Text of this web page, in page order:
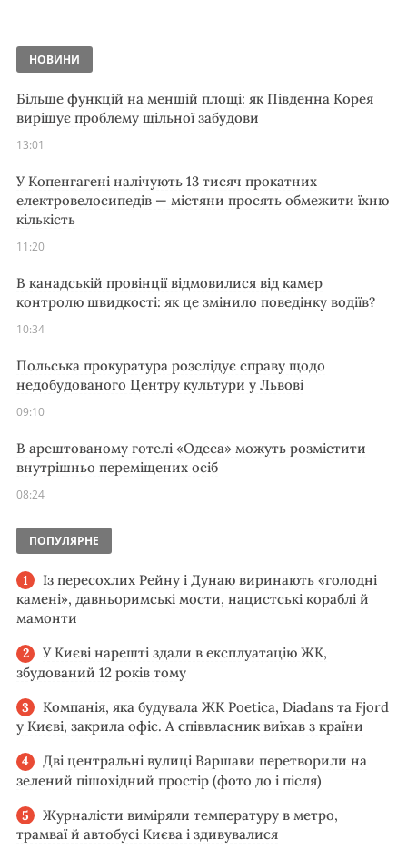
НОВИНИ
Більше функцій на меншій площі: як Південна Корея
вирішує проблему щільної забудови
13:01
У Копенгагені налічують 13 тисяч прокатних
електровелосипедів — містяни просять обмежити їхню
кількість
11:20
В канадській провінції відмовилися від камер
контролю швидкості: як це змінило поведінку водіїв?
10:34
Польська прокуратура розслідує справу щодо
недобудованого Центру культури у Львові
09:10
В арештованому готелі «Одеса» можуть розмістити
внутрішньо переміщених осіб
08:24
ПОПУЛЯРНЕ
Із пересохлих Рейну і Дунаю виринають «голодні
камені», давньоримські мости, нацистські кораблі й
мамонти
У Києві нарешті здали в експлуатацію ЖК,
збудований 12 років тому
Компанія, яка будувала ЖК Poetica, Diadans та Fjord
у Києві, закрила офіс. А співвласник виїхав з країни
Дві центральні вулиці Варшави перетворили на
зелений пішохідний простір (фото до і після)
Журналісти виміряли температуру в метро,
трамваї й автобусі Києва і здивувалися